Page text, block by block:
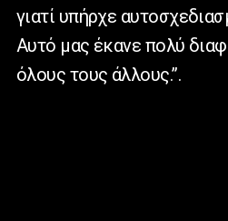
γιατί υπήρχε
Αυτό μας έκανε πολύ
όλους τους άλλους.”.